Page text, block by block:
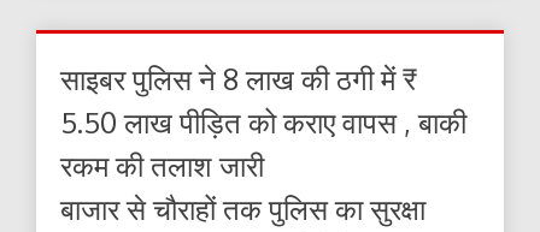
साइबर पुलिस ने 8 लाख की ठगी में ₹
5.50 लाख पीड़ित को कराए वापस , बाकी
रकम की तलाश जारी
बाजार से चौराहों तक पुलिस का सुरक्षा